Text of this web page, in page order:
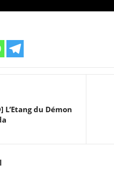
du Démon